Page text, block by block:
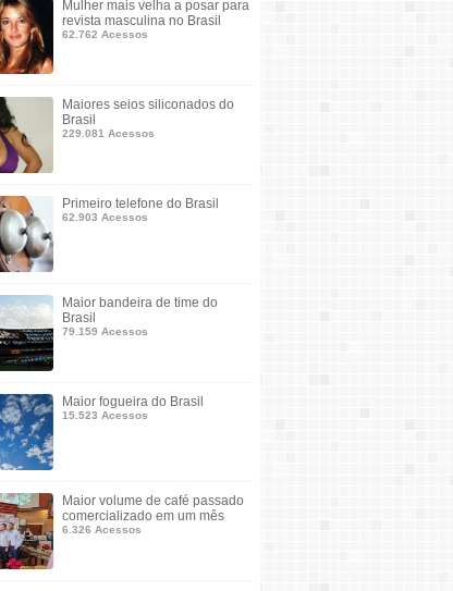
Mulher mais velha a posar para
revista masculina no Brasil
62.762 Acessos
Maiores seios siliconados do
Brasil
229.081 Acessos
Primeiro telefone do Brasil
62.903 Acessos
Maior bandeira de time do
Brasil
79.159 Acessos
Maior fogueira do Brasil
15.523 Acessos
Maior volume de café passado
comercializado em um mês
6.326 Acessos